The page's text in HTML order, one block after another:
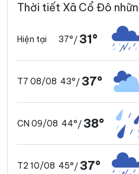
Thời tiết Xã Cổ Đô
Hiện tại 37°/ 31°
T7 08/08 43°/ 37°
CN 09/08 44°/ 38°
T2 10/08 45°/ 37°